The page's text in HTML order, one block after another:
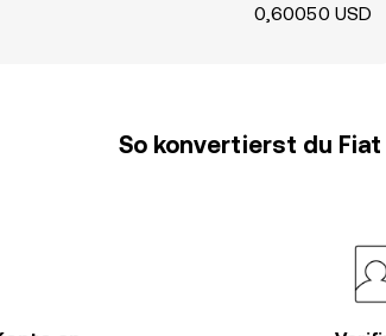
0,60050 USD
So konvertierst du